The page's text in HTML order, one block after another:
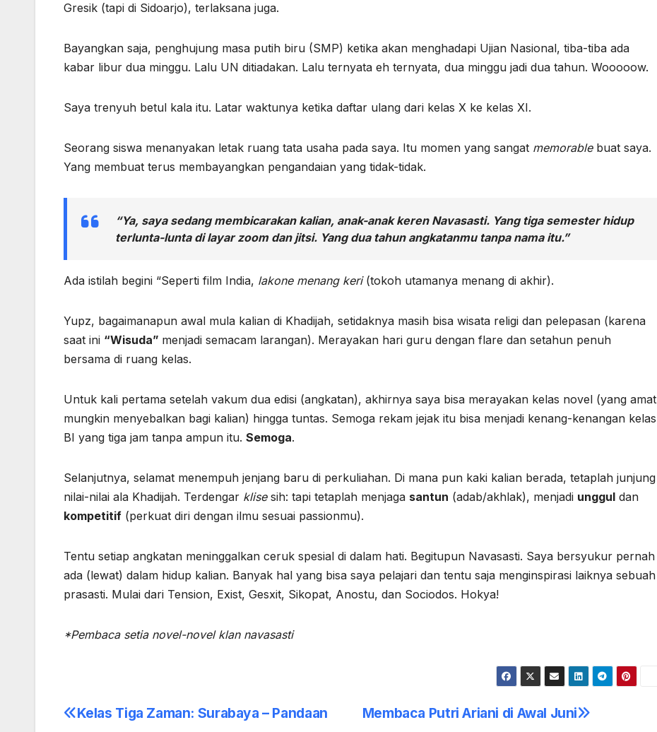
Gresik (tapi di Sidoarjo), terlaksana juga.
Bayangkan saja, penghujung masa putih biru (SMP) ketika akan menghadapi Ujian Nasional, tiba-tiba ada
kabar libur dua minggu. Lalu UN ditiadakan. Lalu ternyata eh ternyata, dua minggu jadi dua tahun. Wooooow.
Saya trenyuh betul kala itu. Latar waktunya ketika daftar ulang dari kelas X ke kelas XI.
Seorang siswa menanyakan letak ruang tata usaha pada saya. Itu momen yang sangat memorablebuat saya.
Yang membuat terus membayangkan pengandaian yang tidak-tidak.
“Ya, saya sedang membicarakan kalian, anak-anak keren Navasasti. Yang tiga semester hidup
terlunta-lunta di layar zoom dan jitsi. Yang dua tahun angkatanmu tanpa nama itu.”
Ada istilah begini “Seperti film India, lakone menang keri(tokoh utamanya menang di akhir).
Yupz, bagaimanapun awal mula kalian di Khadijah, setidaknya masih bisa wisata religi dan pelepasan (karena
saat ini “Wisuda” menjadi semacam larangan). Merayakan hari guru dengan flare dan setahun penuh
bersama di ruang kelas.
Untuk kali pertama setelah vakum dua edisi (angkatan), akhirnya saya bisa merayakan kelas novel (yang amat
mungkin menyebalkan bagi kalian) hingga tuntas. Semoga rekam jejak itu bisa menjadi kenang-kenangan kelas
BI yang tiga jam tanpa ampun itu. Semoga.
Selanjutnya, selamat menempuh jenjang baru di perkuliahan. Di mana pun kaki kalian berada, tetaplah junjung
nilai-nilai ala Khadijah. Terdengar klisesih: tapi tetaplah menjaga santun (adab/akhlak), menjadi unggul dan
kompetitif (perkuat diri dengan ilmu sesuai passionmu).
Tentu setiap angkatan meninggalkan ceruk spesial di dalam hati. Begitupun Navasasti. Saya bersyukur pernah
ada (lewat) dalam hidup kalian. Banyak hal yang bisa saya pelajari dan tentu saja menginspirasi laiknya sebuah
prasasti. Mulai dari Tension, Exist, Gesxit, Sikopat, Anostu, dan Sociodos. Hokya!
*Pembaca setia novel-novel klan navasasti
Post
Membaca Putri Ariani di Awal Juni
Kelas Tiga Zaman: Surabaya – Pandaan